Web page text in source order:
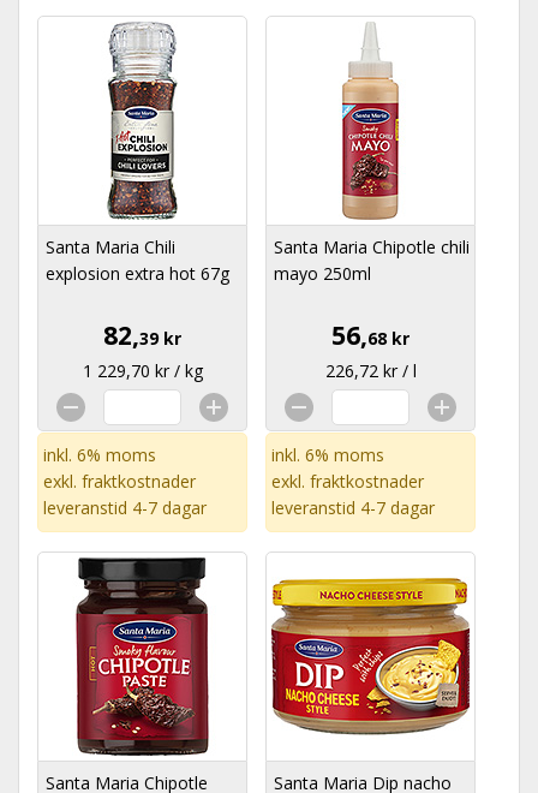
Santa Maria Chili
explosion extra hot 67g
82,39 kr
1 229,70 kr / kg
inkl. 6% moms
exkl. fraktkostnader
leveranstid 4-7 dagar
Santa Maria Chipotle chili
mayo 250ml
56,68 kr
226,72 kr / l
inkl. 6% moms
exkl. fraktkostnader
leveranstid 4-7 dagar
Santa Maria Chipotle Santa Maria Dip nacho